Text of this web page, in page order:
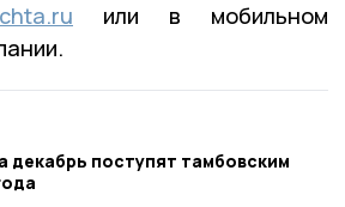
или в мобильном
декабрь поступят тамбовским